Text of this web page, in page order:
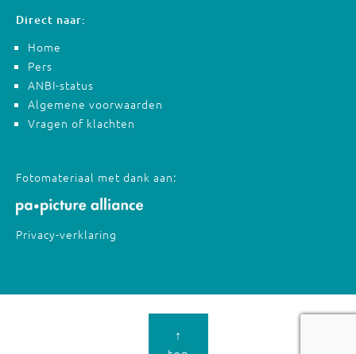
Direct naar:
Home
Pers
ANBI-status
Algemene voorwaarden
Vragen of klachten
Fotomateriaal met dank aan:
Privacy-verklaring
↑